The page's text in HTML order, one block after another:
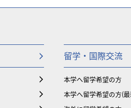
留学・国際交流
本学へ留学希望の方
本学へ留学希望の方(